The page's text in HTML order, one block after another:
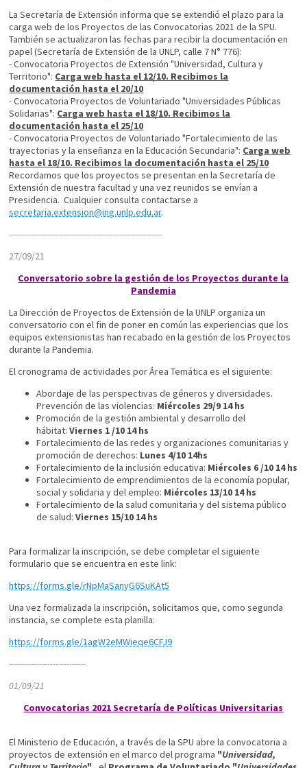
La Secretaría de Extensión informa que se extendió el plazo para la
carga web de los Proyectos de las Convocatorias 2021 de la SPU.
También se actualizaron las fechas para recibir la documentación en
papel (Secretaría de Extensión de la UNLP, calle 7 N° 776):
- Convocatoria Proyectos de Extensión "Universidad, Cultura y
Territorio": Carga web hasta el 12/10. Recibimos la
documentación hasta el 20/10
- Convocatoria Proyectos de Voluntariado "Universidades Públicas
Solidarias": Carga web hasta el 18/10. Recibimos la
documentación hasta el 25/10
- Convocatoria Proyectos de Voluntariado "Fortalecimiento de las
trayectorias y la enseñanza en la Educación Secundaria": Carga web
hasta el 18/10. Recibimos la documentación hasta el 25/10
Recordamos que los proyectos se presentan en la Secretaría de
Extensión de nuestra facultad y una vez reunidos se envían a
Presidencia. Cualquier consulta contactarse a
secretaria.extension@ing.unlp.edu.ar.
--------------------------------------------------------
27/09/21
Conversatorio sobre la gestión de los Proyectos durante la
Pandemia
La Dirección de Proyectos de Extensión de la UNLP organiza un
conversatorio con el fin de poner en común las experiencias que los
equipos extensionistas han recabado en la gestión de los Proyectos
durante la Pandemia.
El cronograma de actividades por Área Temática es el siguiente:
Abordaje de las perspectivas de géneros y diversidades.
Prevención de las violencias: Miércoles 29/9 14 hs
Promoción de la gestión ambiental y desarrollo del
hábitat:Viernes 1 /10 14 hs
Fortalecimiento de las redes y organizaciones comunitarias y
promoción de derechos: Lunes 4/10 14hs
Fortalecimiento de la inclusión educativa: Miércoles 6 /10 14 hs
Fortalecimiento de emprendimientos de la economía popular,
social y solidaria y del empleo: Miércoles 13/10 14 hs
Fortalecimiento de la salud comunitaria y del sistema público
de salud:Viernes 15/10 14 hs
Para formalizar la inscripción, se debe completar el siguiente
formulario que se encuentra en este link:
https://forms.gle/rNpMaSanyG6SuKAt5
Una vez formalizada la inscripción, solicitamos que, como segunda
instancia, se complete esta planilla:
https://forms.gle/1agW2eMWieqe6CFJ9
----------------------------
01/09/21
Convocatorias 2021 Secretaría de Políticas Universitarias
El Ministerio de Educación, a través de la SPU abre la convocatoria a
proyectos de extensión en el marco del programa "Universidad,